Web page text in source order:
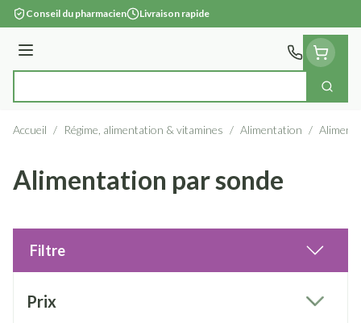
Aller au contenu
Conseil du pharmacien Livraison rapide
Menu
Accueil / Régime, alimentation & vitamines / Alimentation /
Alimentation par sonde
Filtre
Prix